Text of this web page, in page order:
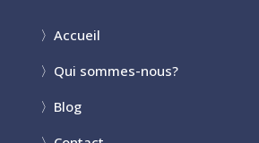
〉 Accueil
〉 Qui sommes-nous?
〉 Blog